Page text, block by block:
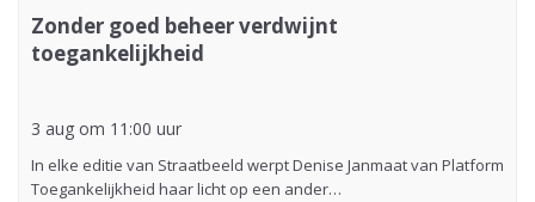
Zonder goed beheer verdwijnt
toegankelijkheid
3 aug om 11:00 uur
In elke editie van Straatbeeld werpt Denise Janmaat van Platform
Toegankelijkheid haar licht op een ander…